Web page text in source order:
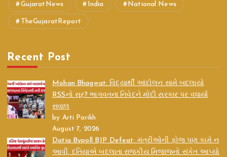
GujaratNews India National News
TheGujaratReport
Recent Post
Mohan Bhagwat: વિદ્યાર્થી આંદોલન સામે બદલાયો
RSSનો સૂર? ભાગવતના નિવેદને મોદી સરકાર પર વધાર્યા
સવાલ
by Arti Parikh
August 7, 2026
Datia Bypoll BJP Defeat: મંત્રીઓની ફોજ પણ કામે ન
આવી, દતિયાએ બદલાતા રાજકીય મિજાજનો સંકેત આપ્યો